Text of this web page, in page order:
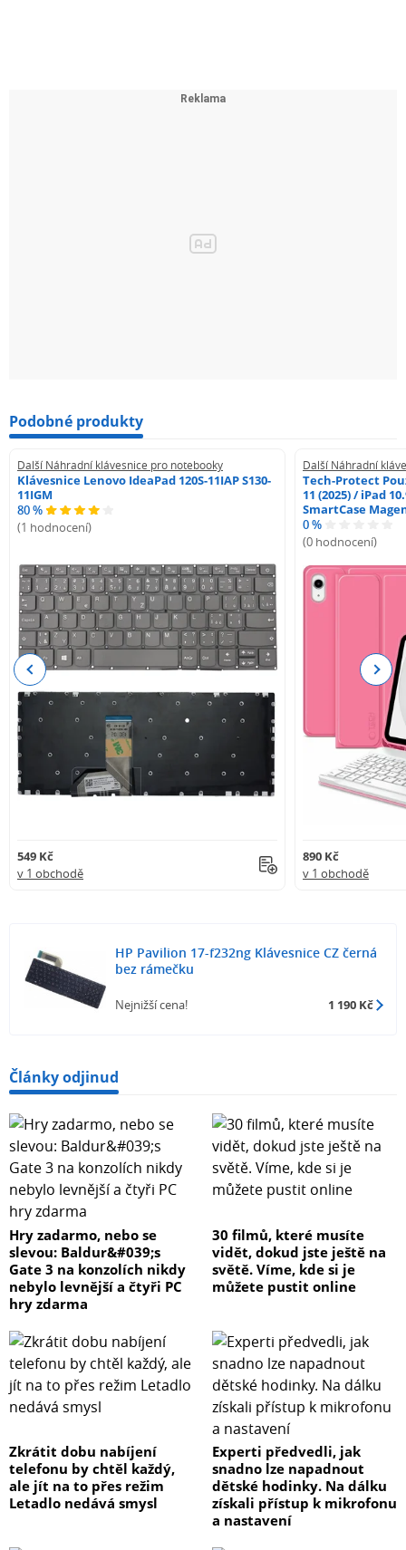
Podobné produkty
Další Náhradní klávesnice pro notebooky
Klávesnice Lenovo IdeaPad 120S-11IAP S130-
11IGM
80 %
(1 hodnocení)
549 Kč
v 1 obchodě
Další Náhradní
Tech-Protect
11 (2025) / iPad
SmartCase
0 %
(0 hodnocení)
890 Kč
v 1 obchodě
Previous Next
HP Pavilion 17-f232ng Klávesnice CZ černá
bez rámečku
Nejnižší cena! 1 190 Kč
Články odjinud
Hry zadarmo, nebo se
slevou: Baldur&#039;s
Gate 3 na konzolích nikdy
nebylo levnější a čtyři PC
hry zdarma
30 filmů, které musíte
vidět, dokud jste ještě na
světě. Víme, kde si je
můžete pustit online
Zkrátit dobu nabíjení
telefonu by chtěl každý,
ale jít na to přes režim
Letadlo nedává smysl
Experti předvedli, jak
snadno lze napadnout
dětské hodinky. Na dálku
získali přístup k mikrofonu
a nastavení